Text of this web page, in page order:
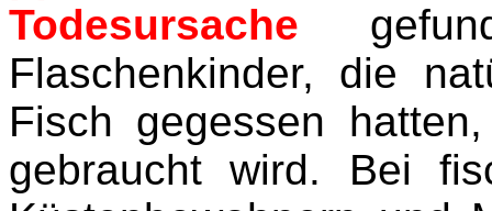
Todesursache
Flaschenkinder, die
Fisch gegessen
gebraucht wird. Bei